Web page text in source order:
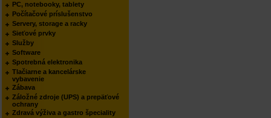
PC, notebooky, tablety
Počítačové príslušenstvo
Servery, storage a racky
Sieťové prvky
Služby
Software
Spotrebná elektronika
Tlačiarne a kancelárske
vybavenie
Zábava
Záložné zdroje (UPS) a prepäťové
ochrany
Zdravá výživa a gastro špeciality